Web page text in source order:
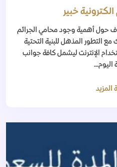
خبير
حول أهمية وجود محامي الجرائم
مع التطور المذهل للبنية التحتية
الإنترنت ليشمل كافة جوانب
اليوم...
المزيد